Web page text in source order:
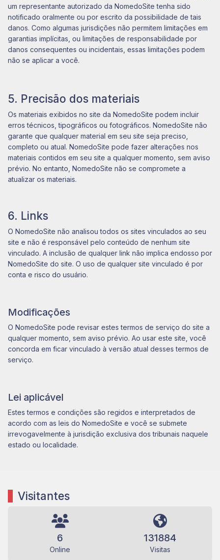
um representante autorizado da NomedoSite tenha sido
notificado oralmente ou por escrito da possibilidade de tais
danos. Como algumas jurisdições não permitem limitações em
garantias implícitas, ou limitações de responsabilidade por
danos consequentes ou incidentais, essas limitações podem
não se aplicar a você.
5. Precisão dos materiais
Os materiais exibidos no site da NomedoSite podem incluir
erros técnicos, tipográficos ou fotográficos. NomedoSite não
garante que qualquer material em seu site seja preciso,
completo ou atual. NomedoSite pode fazer alterações nos
materiais contidos em seu site a qualquer momento, sem aviso
prévio. No entanto, NomedoSite não se compromete a
atualizar os materiais.
6. Links
O NomedoSite não analisou todos os sites vinculados ao seu
site e não é responsável pelo conteúdo de nenhum site
vinculado. A inclusão de qualquer link não implica endosso por
NomedoSite do site. O uso de qualquer site vinculado é por
conta e risco do usuário.
Modificações
O NomedoSite pode revisar estes termos de serviço do site a
qualquer momento, sem aviso prévio. Ao usar este site, você
concorda em ficar vinculado à versão atual desses termos de
serviço.
Lei aplicável
Estes termos e condições são regidos e interpretados de
acordo com as leis do NomedoSite e você se submete
irrevogavelmente à jurisdição exclusiva dos tribunais naquele
estado ou localidade.
Visitantes
6
Online
131884
Visitas